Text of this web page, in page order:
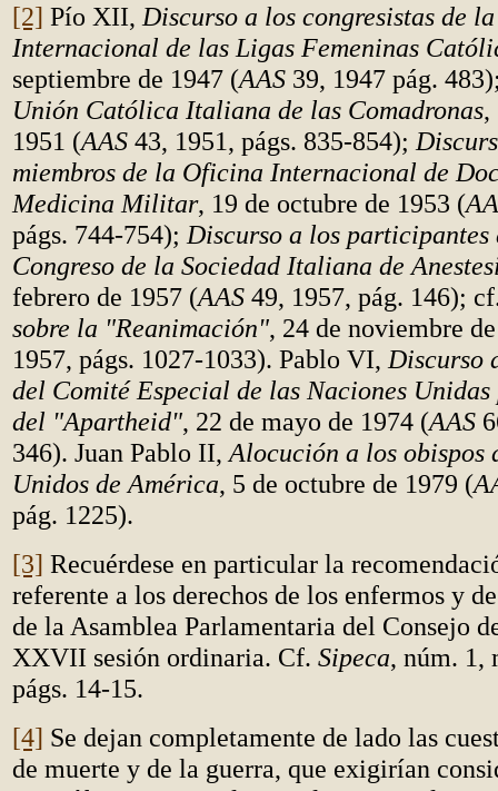
[2] Pío XII, Discurso a los congresistas de
Internacional de las Ligas Femeninas
septiembre de 1947 (AAS 39, 1947 pág.
Unión Católica Italiana de las Comadronas,
1951 (AAS 43, 1951, págs. 835-854);
miembros de la Oficina Internacional de
Medicina Militar, 19 de octubre de 1953 (
págs. 744-754); Discurso a los participantes
Congreso de la Sociedad Italiana de
febrero de 1957 (AAS 49, 1957, pág. 146);
sobre la "Reanimación", 24 de noviembre
1957, págs. 1027-1033). Pablo VI, Discurso
del Comité Especial de las Naciones
del "Apartheid", 22 de mayo de 1974 (AAS
346). Juan Pablo II, Alocución a los obispos
Unidos de América, 5 de octubre de 1979 (
pág. 1225).
[3] Recuérdese en particular la
referente a los derechos de los enfermos y
de la Asamblea Parlamentaria del Consejo
XXVII sesión ordinaria. Cf. Sipeca, núm. 1,
págs. 14-15.
[4] Se dejan completamente de lado las
de muerte y de la guerra, que exigirían